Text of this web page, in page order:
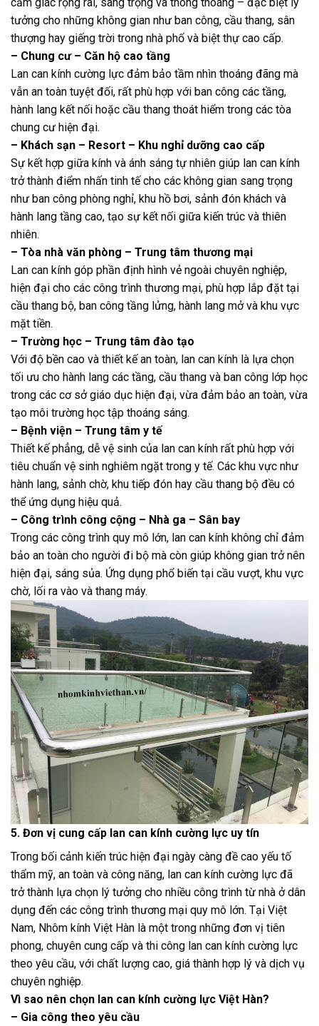
tưởng cho những không gian như ban công, cầu thang, sân
thượng hay giếng trời trong nhà phố và biệt thự cao cấp.
– Chung cư – Căn hộ cao tầng
Lan can kính cường lực đảm bảo tầm nhìn thoáng đãng mà
vẫn an toàn tuyệt đối, rất phù hợp với ban công các tầng,
hành lang kết nối hoặc cầu thang thoát hiểm trong các tòa
chung cư hiện đại.
– Khách sạn – Resort – Khu nghỉ dưỡng cao cấp
Sự kết hợp giữa kính và ánh sáng tự nhiên giúp lan can kính
trở thành điểm nhấn tinh tế cho các không gian sang trọng
như ban công phòng nghỉ, khu hồ bơi, sảnh đón khách và
hành lang tầng cao, tạo sự kết nối giữa kiến trúc và thiên
nhiên.
– Tòa nhà văn phòng – Trung tâm thương mại
Lan can kính góp phần định hình vẻ ngoài chuyên nghiệp,
hiện đại cho các công trình thương mại, phù hợp lắp đặt tại
cầu thang bộ, ban công tầng lửng, hành lang mở và khu vực
mặt tiền.
– Trường học – Trung tâm đào tạo
Với độ bền cao và thiết kế an toàn, lan can kính là lựa chọn
tối ưu cho hành lang các tầng, cầu thang và ban công lớp học
trong các cơ sở giáo dục hiện đại, vừa đảm bảo an toàn, vừa
tạo môi trường học tập thoáng sáng.
– Bệnh viện – Trung tâm y tế
Thiết kế phẳng, dễ vệ sinh của lan can kính rất phù hợp với
tiêu chuẩn vệ sinh nghiêm ngặt trong y tế. Các khu vực như
hành lang, sảnh chờ, khu tiếp đón hay cầu thang bộ đều có
thể ứng dụng hiệu quả.
– Công trình công cộng – Nhà ga – Sân bay
Trong các công trình quy mô lớn, lan can kính không chỉ đảm
bảo an toàn cho người đi bộ mà còn giúp không gian trở nên
hiện đại, sáng sủa. Ứng dụng phổ biến tại cầu vượt, khu vực
chờ, lối ra vào và thang máy.
5. Đơn vị cung cấp lan can kính cường lực uy tín
Trong bối cảnh kiến trúc hiện đại ngày càng đề cao yếu tố
thẩm mỹ, an toàn và công năng, lan can kính cường lực đã
trở thành lựa chọn lý tưởng cho nhiều công trình từ nhà ở dân
dụng đến các công trình thương mại quy mô lớn. Tại Việt
Nam, Nhôm kính Việt Hàn là một trong những đơn vị tiên
phong, chuyên cung cấp và thi công lan can kính cường lực
theo yêu cầu, với chất lượng cao, giá thành hợp lý và dịch vụ
chuyên nghiệp.
Vì sao nên chọn lan can kính cường lực Việt Hàn?
– Gia công theo yêu cầu